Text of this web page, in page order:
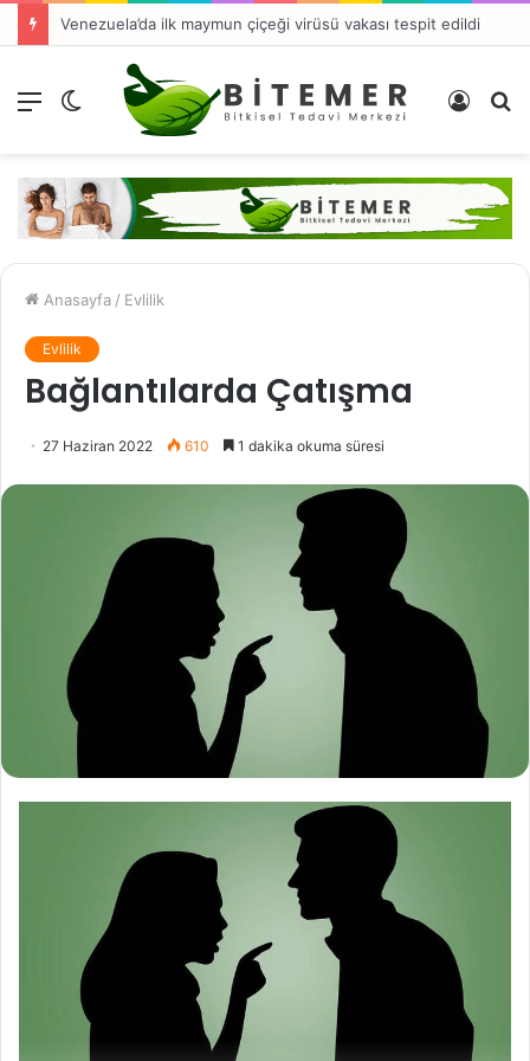
Venezuela’da ilk maymun çiçeği virüsü vakası tespit edildi
Menü
görünümü
Kayıt
Anasayfa / Evlilik
Evlilik
Bağlantılarda Çatışma
27 Haziran 2022 610 1 dakika okuma süresi